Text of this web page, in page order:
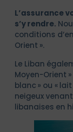
L’assurance
s’y rendre.
conditions
Orient ».
Le Liban
Moyen-Orient
blanc » ou «
neigeux
libanaises en